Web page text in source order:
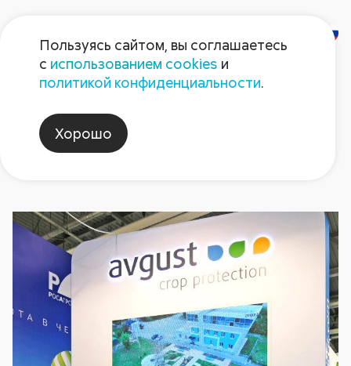
Новости
Ростов-на-Дону
Пользуясь сайтом, вы соглашаетесь
с использованием cookies и
политикой конфиденциальности.
Хорошо